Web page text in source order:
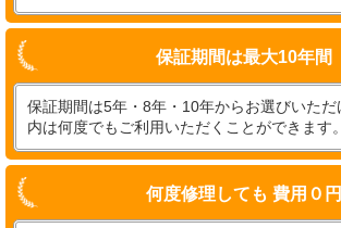
保証期間は最大10年間
保証期間は5年・8年・10年からお選びいただ
内は何度でもご利用いただくことができます。
何度修理しても 費用０円